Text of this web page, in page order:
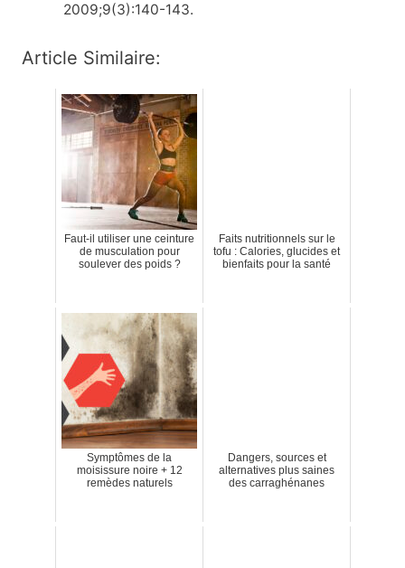
2009;9(3):140-143.
Article Similaire:
Faut-il utiliser une ceinture
de musculation pour
soulever des poids ?
Faits nutritionnels sur le
tofu : Calories, glucides et
bienfaits pour la santé
Symptômes de la
moisissure noire + 12
remèdes naturels
Dangers, sources et
alternatives plus saines
des carraghénanes